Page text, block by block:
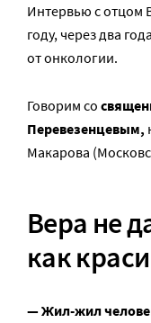
Интервью с отцом
году, через два
от онкологии.
Говорим со
Перевезенцевым,
Макарова
Вера не
как
— Жил-жил